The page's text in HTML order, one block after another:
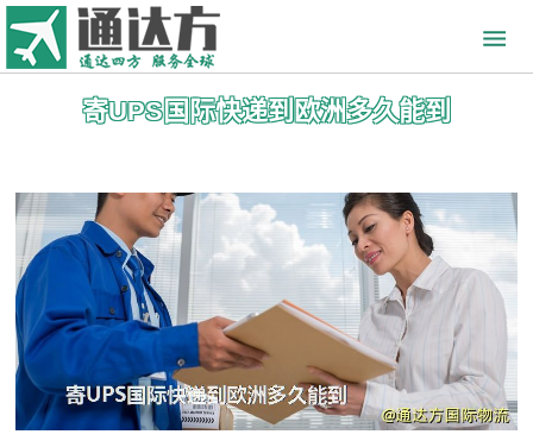
寄UPS国际快递到欧洲多久能到